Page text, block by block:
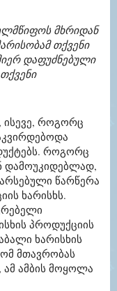
მხრიდან
თქვენი
დაფუძნებული
ისევე, როგორც
როგორც
დამოუკიდებლად,
წარწერა
ხარისხს.
პროდუქციის
ხარისხის
მთავრობას
ამ ამბის მოყოლა